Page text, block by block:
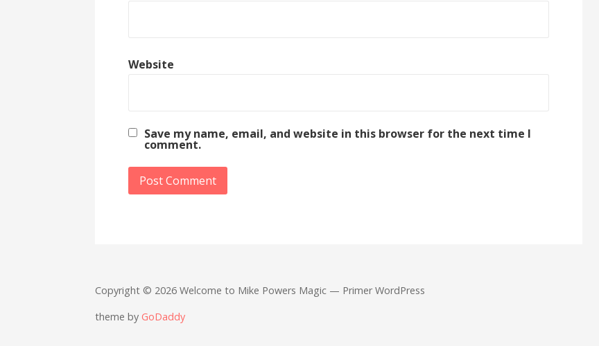
Website
Save my name, email, and website in this browser for the next time I
comment.
Copyright © 2026 Welcome to Mike Powers Magic — Primer WordPress
theme by GoDaddy